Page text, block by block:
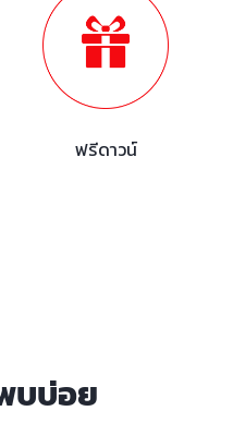
ฟรีดาวน์
บบ่อย